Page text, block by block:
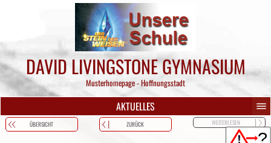
DAVID LIVINGSTONE GYMNASIUM
Musterhomepage - Hoffnungsstadt
AKTUELLES
ÜBERSICHT ZURÜCK WEITERLESEN